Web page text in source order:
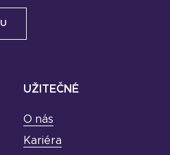
UŽITEČNÉ
O nás
Kariéra